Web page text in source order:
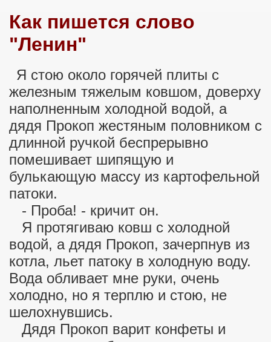
Как пишется слово
"Ленин"
Я стою около горячей плиты с
железным тяжелым ковшом, доверху
наполненным холодной водой, а
дядя Прокоп жестяным половником с
длинной ручкой беспрерывно
помешивает шипящую и
булькающую массу из картофельной
патоки.
- Проба! - кричит он.
Я протягиваю ковш с холодной
водой, а дядя Прокоп, зачерпнув из
котла, льет патоку в холодную воду.
Вода обливает мне руки, очень
холодно, но я терплю и стою, не
шелохнувшись.
Дядя Прокоп варит конфеты и